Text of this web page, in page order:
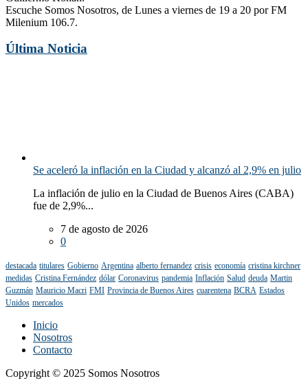
Escuche Somos Nosotros, de Lunes a viernes de 19 a 20 por FM
Milenium 106.7.
Última Noticia
Se aceleró la inflación en la Ciudad y alcanzó al 2,9% en julio
La inflación de julio en la Ciudad de Buenos Aires (CABA)
fue de 2,9%...
7 de agosto de 2026
0
destacada titulares Gobierno Argentina alberto fernandez crisis economía cristina kirchner
medidas Cristina Fernández dólar Coronavirus pandemia Inflación Salud deuda Martin
Guzmán Mauricio Macri FMI Provincia de Buenos Aires cuarentena BCRA Estados
Unidos mercados
Inicio
Nosotros
Contacto
Copyright © 2025 Somos Nosotros